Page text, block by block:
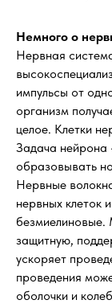
Немного о
Нервная
импульсы от
организм
целое. Клетки
Задача нейрона
образовывать
Нервные
нервных клеток
безмиелиновые.
защитную,
ускоряет
проведения
оболочки и